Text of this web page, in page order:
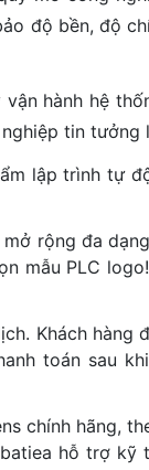
độ bền, độ
hành hệ
tin tưởng
lập trình tự
rộng đa
mẫu PLC
Khách hàng
toán sau
chính hãng,
hỗ trợ kỹ